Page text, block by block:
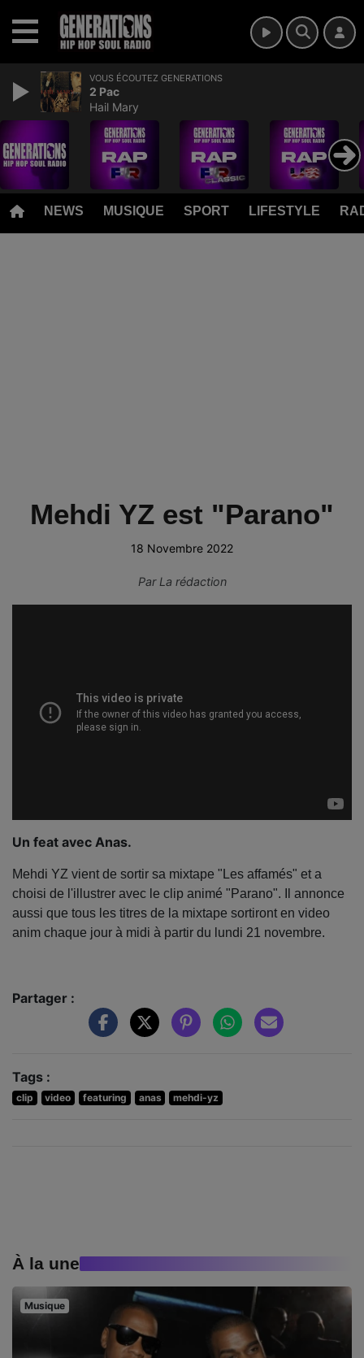
NEWS MUSIQUE SPORT LIFESTYLE
Mehdi YZ est "Parano"
18 Novembre 2022
Par La rédaction
Un feat avec Anas.
Mehdi YZ vient de sortir sa mixtape "Les affamés" et a
choisi de l'illustrer avec le clip animé "Parano". Il annonce
aussi que tous les titres de la mixtape sortiront en video
anim chaque jour à midi à partir du lundi 21 novembre.
Partager :
Tags :
clip video featuring anas mehdi-yz
À la une
Musique
VOUS ÉCOUTEZ GENERATIONS
2 Pac
Hail Mary